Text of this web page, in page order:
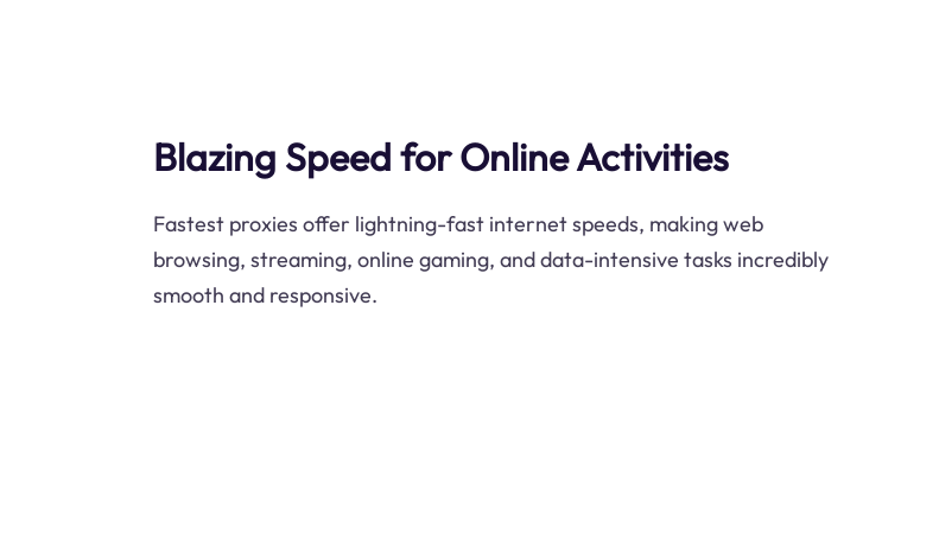
Blazing Speed for Online Activities
Fastest proxies offer lightning-fast internet speeds, making web
browsing, streaming, online gaming, and data-intensive tasks incredibly
smooth and responsive.